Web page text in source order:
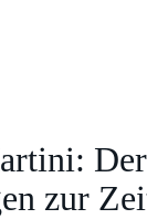
Der
zur